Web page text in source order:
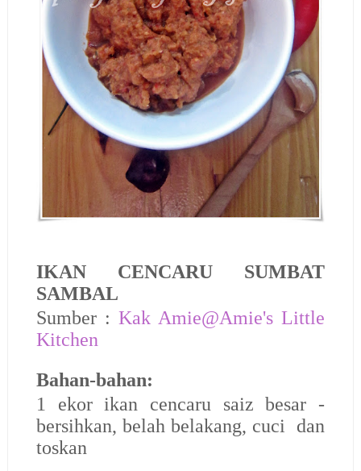
IKAN CENCARU SUMBAT
SAMBAL
Sumber : Kak Amie@Amie's Little
Kitchen
Bahan-bahan:
1 ekor ikan cencaru saiz besar -
bersihkan, belah belakang, cuci dan
toskan